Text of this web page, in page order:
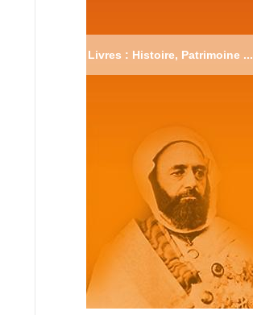
Livres : Histoire, Patrimoine ...